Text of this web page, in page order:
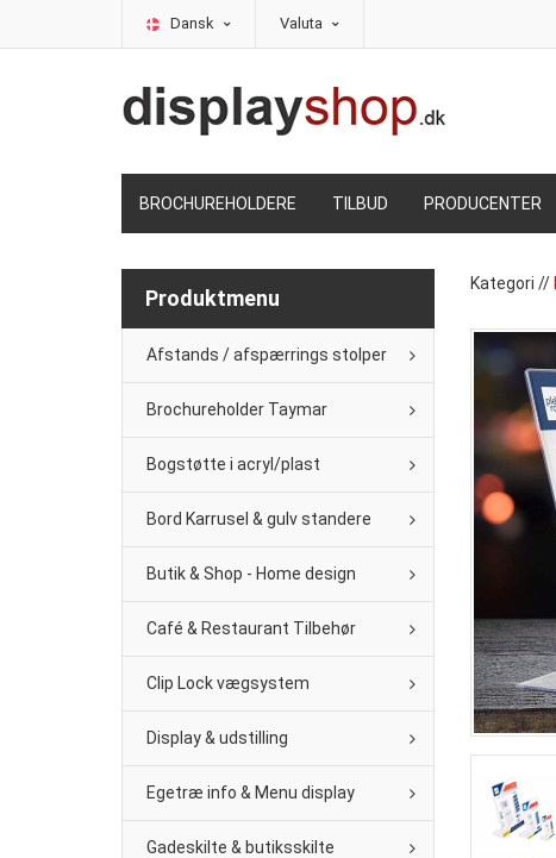
Dansk Valuta
BROCHUREHOLDERE TILBUD PRODUCENTER
Kategori //
Produktmenu
Afstands / afspærrings stolper
Brochureholder Taymar
Bogstøtte i acryl/plast
Bord Karrusel & gulv standere
Butik & Shop - Home design
Café & Restaurant Tilbehør
Clip Lock vægsystem
Display & udstilling
Egetræ info & Menu display
Gadeskilte & butiksskilte